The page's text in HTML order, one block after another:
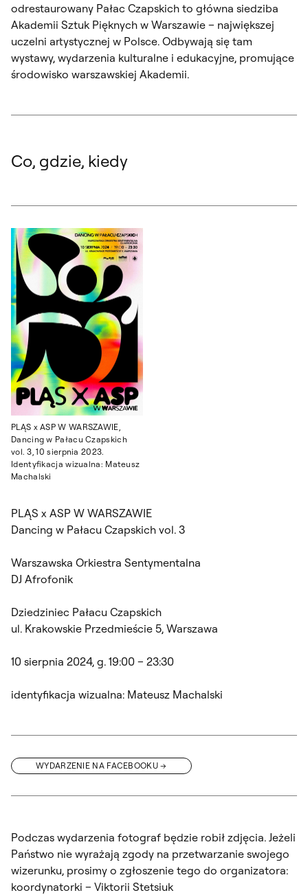
odrestaurowany Pałac Czapskich to główna siedziba
Akademii Sztuk Pięknych w Warszawie – największej
uczelni artystycznej w Polsce. Odbywają się tam
wystawy, wydarzenia kulturalne i edukacyjne, promujące
środowisko warszawskiej Akademii.
Co, gdzie, kiedy
PLĄS x ASP W WARSZAWIE,
Dancing w Pałacu Czapskich
vol. 3, 10 sierpnia 2023.
Identyfikacja wizualna: Mateusz
Machalski
PLĄS x ASP W WARSZAWIE
Dancing w Pałacu Czapskich vol. 3
Warszawska Orkiestra Sentymentalna
DJ Afrofonik
Dziedziniec Pałacu Czapskich
ul. Krakowskie Przedmieście 5, Warszawa
10 sierpnia 2024, g. 19:00 – 23:30
identyfikacja wizualna: Mateusz Machalski
WYDARZENIE NA FACEBOOKU
Podczas wydarzenia fotograf będzie robił zdjęcia. Jeżeli
Państwo nie wyrażają zgody na przetwarzanie swojego
wizerunku, prosimy o zgłoszenie tego do organizatora:
koordynatorki – Viktorii Stetsiuk